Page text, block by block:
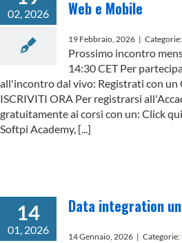
02, 2026 Web e Mobile
19 Febbraio, 2026 | Categorie:
Prossimo incontro
14:30 CET Per
all'incontro dal vivo: Registrati con un
ISCRIVITI ORA Per registrarsi
gratuitamente ai corsi con un: Click
Softpi Academy, [...]
14
01, 2026
Data integration
14 Gennaio, 2026 | Categorie: